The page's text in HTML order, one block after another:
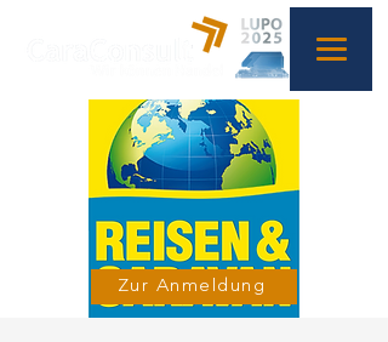
Zur Anmeldung